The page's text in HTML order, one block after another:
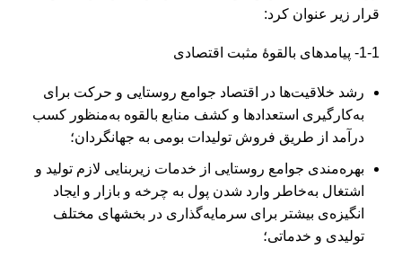
قرار زیر عنوان کرد:
1-1- پیامدهای بالقوۀ مثبت اقتصادی
رشد خلاقیت‏‌ها در اقتصاد جوامع روستایی و حرکت برای
به‌کارگیری استعدادها و کشف منابع بالقوه به‌منظور کسب
درآمد از طریق فروش تولیدات بومی به جهانگردان؛
بهره‌مندی جوامع روستایی از خدمات زیربنایی لازم تولید و
اشتغال به‌خاطر وارد شدن پول به چرخه و بازار و ایجاد
انگیزه‌ی بیشتر برای سرمایه‌‌‌‌‌‌گذاری در بخش‏های مختلف
تولیدی و خدماتی؛